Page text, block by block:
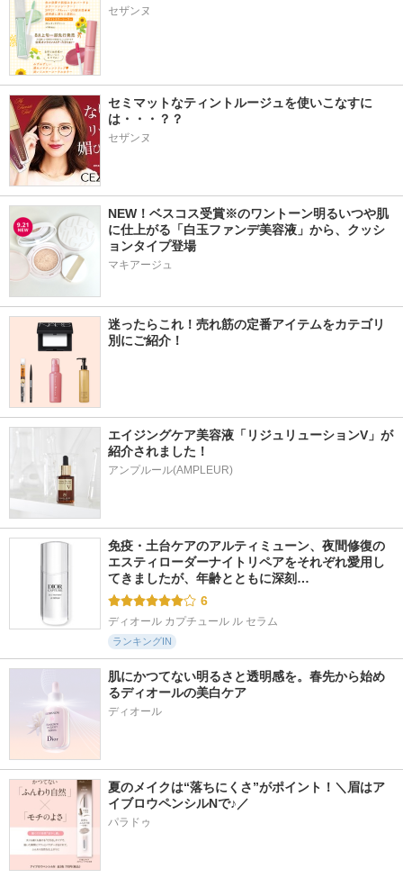
セザンヌ
セミマットなティントルージュを使いこなすに
は・・・？？
セザンヌ
NEW！ベスコス受賞※のワントーン明るいつや肌
に仕上がる「白玉ファンデ美容液」から、クッシ
ョンタイプ登場
マキアージュ
迷ったらこれ！売れ筋の定番アイテムをカテゴリ
別にご紹介！
エイジングケア美容液「リジュリューションV」が
紹介されました！
アンプルール(AMPLEUR)
免疫・土台ケアのアルティミューン、夜間修復の
エスティローダーナイトリペアをそれぞれ愛用し
てきましたが、年齢とともに深刻…
6
ディオール カプチュール ル セラム
ランキングIN
肌にかつてない明るさと透明感を。春先から始め
るディオールの美白ケア
ディオール
夏のメイクは“落ちにくさ”がポイント！＼眉はア
イブロウペンシルNで♪／
パラドゥ